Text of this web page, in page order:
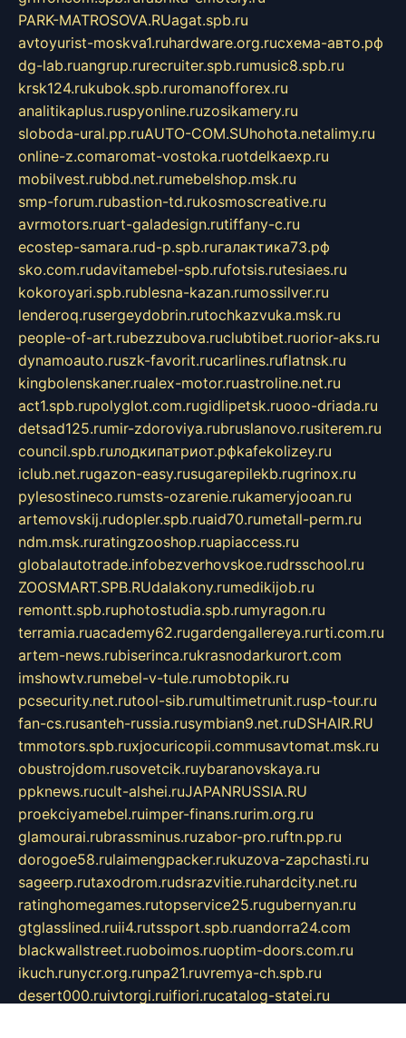
PARK-MATROSOVA.RUagat.spb.ru
avtoyurist-moskva1.ruhardware.org.ruсхема-авто.рф
dg-lab.ruangrup.rurecruiter.spb.rumusic8.spb.ru
krsk124.rukubok.spb.ruromanofforex.ru
analitikaplus.ruspyonline.ruzosikamery.ru
sloboda-ural.pp.ruAUTO-COM.SUhohota.netalimy.ru
online-z.comaromat-vostoka.ruotdelkaexp.ru
mobilvest.rubbd.net.rumebelshop.msk.ru
smp-forum.rubastion-td.rukosmoscreative.ru
avrmotors.ruart-galadesign.rutiffany-c.ru
ecostep-samara.rud-p.spb.ruгалактика73.рф
sko.com.rudavitamebel-spb.rufotsis.rutesiaes.ru
kokoroyari.spb.rublesna-kazan.rumossilver.ru
lenderoq.rusergeydobrin.rutochkazvuka.msk.ru
people-of-art.rubezzubova.ruclubtibet.ruorior-aks.ru
dynamoauto.ruszk-favorit.rucarlines.ruflatnsk.ru
kingbolenskaner.rualex-motor.ruastroline.net.ru
act1.spb.rupolyglot.com.rugidlipetsk.ruooo-driada.ru
detsad125.rumir-zdoroviya.rubruslanovo.rusiterem.ru
council.spb.ruлодкипатриот.рфkafekolizey.ru
iclub.net.rugazon-easy.rusugarepilekb.rugrinox.ru
pylesostineco.rumsts-ozarenie.rukameryjooan.ru
artemovskij.rudopler.spb.ruaid70.rumetall-perm.ru
ndm.msk.ruratingzooshop.ruapiaccess.ru
globalautotrade.infobezverhovskoe.rudrsschool.ru
ZOOSMART.SPB.RUdalakony.rumedikijob.ru
remontt.spb.ruphotostudia.spb.rumyragon.ru
terramia.ruacademy62.rugardengallereya.rurti.com.ru
artem-news.rubiserinca.rukrasnodarkurort.com
imshowtv.rumebel-v-tule.rumobtopik.ru
pcsecurity.net.rutool-sib.rumultimetrunit.rusp-tour.ru
fan-cs.rusanteh-russia.rusymbian9.net.ruDSHAIR.RU
tmmotors.spb.ruxjocuricopii.commusavtomat.msk.ru
obustrojdom.rusovetcik.ruybaranovskaya.ru
ppknews.rucult-alshei.ruJAPANRUSSIA.RU
proekciyamebel.ruimper-finans.rurim.org.ru
glamourai.rubrassminus.ruzabor-pro.ruftn.pp.ru
dorogoe58.rulaimengpacker.rukuzova-zapchasti.ru
sageerp.rutaxodrom.rudsrazvitie.ruhardcity.net.ru
ratinghomegames.rutopservice25.rugubernyan.ru
gtglasslined.ruii4.rutssport.spb.ruandorra24.com
blackwallstreet.ruoboimos.ruoptim-doors.com.ru
ikuch.runycr.org.runpa21.ruvremya-ch.spb.ru
desert000.ruivtorgi.ruifiori.rucatalog-statei.ru